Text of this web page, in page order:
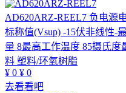
AD620ARZ-REEL7 负电源
标称值(Vsup) -15伏非线性-
量 8最高工作温度 85摄氏
料 塑料/环氧树脂
¥ 0 ¥ 0
去看看吧